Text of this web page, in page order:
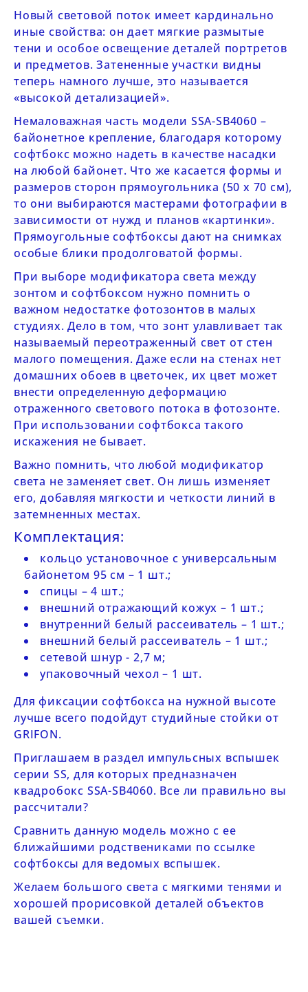
Новый световой поток имеет кардинально
иные свойства: он дает мягкие размытые
тени и особое освещение деталей портретов
и предметов. Затененные участки видны
теперь намного лучше, это называется
«высокой детализацией».
Немаловажная часть модели SSA-SB4060 –
байонетное крепление, благодаря которому
софтбокс можно надеть в качестве насадки
на любой байонет. Что же касается формы и
размеров сторон прямоугольника (50 х 70 см),
то они выбираются мастерами фотографии в
зависимости от нужд и планов «картинки».
Прямоугольные софтбоксы дают на снимках
особые блики продолговатой формы.
При выборе модификатора света между
зонтом и софтбоксом нужно помнить о
важном недостатке фотозонтов в малых
студиях. Дело в том, что зонт улавливает так
называемый переотраженный свет от стен
малого помещения. Даже если на стенах нет
домашних обоев в цветочек, их цвет может
внести определенную деформацию
отраженного светового потока в фотозонте.
При использовании софтбокса такого
искажения не бывает.
Важно помнить, что любой модификатор
света не заменяет свет. Он лишь изменяет
его, добавляя мягкости и четкости линий в
затемненных местах.
Комплектация:
кольцо установочное с универсальным
байонетом 95 см – 1 шт.;
спицы – 4 шт.;
внешний отражающий кожух – 1 шт.;
внутренний белый рассеиватель – 1 шт.;
внешний белый рассеиватель – 1 шт.;
сетевой шнур - 2,7 м;
упаковочный чехол – 1 шт.
Для фиксации софтбокса на нужной высоте
лучше всего подойдут студийные стойки от
GRIFON.
Приглашаем в раздел импульсных вспышек
серии SS, для которых предназначен
квадробокс SSA-SB4060. Все ли правильно вы
рассчитали?
Сравнить данную модель можно с ее
ближайшими родствениками по ссылке
софтбоксы для ведомых вспышек.
Желаем большого света с мягкими тенями и
хорошей прорисовкой деталей объектов
вашей съемки.